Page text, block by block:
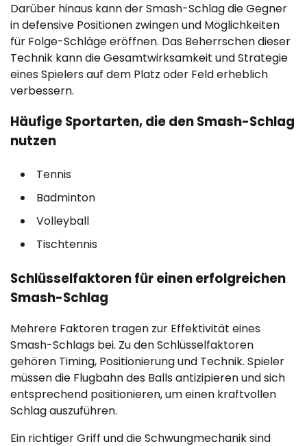
Darüber hinaus kann der Smash-Schlag die Gegner
in defensive Positionen zwingen und Möglichkeiten
für Folge-Schläge eröffnen. Das Beherrschen dieser
Technik kann die Gesamtwirksamkeit und Strategie
eines Spielers auf dem Platz oder Feld erheblich
verbessern.
Häufige Sportarten, die den Smash-Schlag
nutzen
Tennis
Badminton
Volleyball
Tischtennis
Schlüsselfaktoren für einen erfolgreichen
Smash-Schlag
Mehrere Faktoren tragen zur Effektivität eines
Smash-Schlags bei. Zu den Schlüsselfaktoren
gehören Timing, Positionierung und Technik. Spieler
müssen die Flugbahn des Balls antizipieren und sich
entsprechend positionieren, um einen kraftvollen
Schlag auszuführen.
Ein richtiger Griff und die Schwungmechanik sind